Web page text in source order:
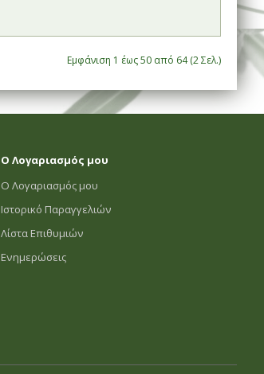
Εμφάνιση 1 έως 50 από 64 (2 Σελ.)
Ο Λογαριασμός μου
Ο Λογαριασμός μου
Ιστορικό Παραγγελιών
Λίστα Επιθυμιών
Ενημερώσεις